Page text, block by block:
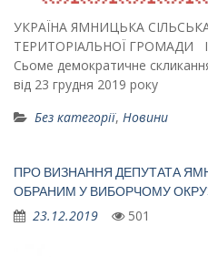
УКРАЇНА ЯМНИЦЬКА
ТЕРИТОРІАЛЬНОЇ ГРОМАДИ
Сьоме демократичне
від 23 грудня
Без категорії, Новини
ПРО ВИЗНАННЯ ДЕПУТАТА
ОБРАНИМ У ВИБОРЧОМУ
23.12.2019 501